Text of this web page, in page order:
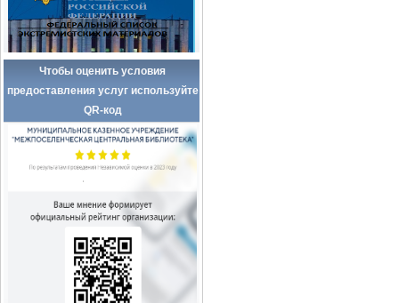
Чтобы оценить условия
предоставления услуг используйте
QR-код